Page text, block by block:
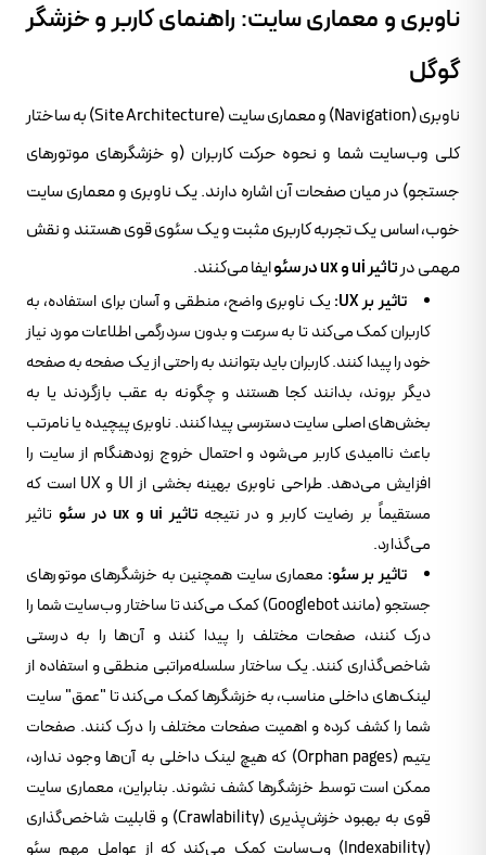
ناوبری و معماری سایت: راهنمای کاربر و خزشگر
گوگل
ناوبری (Navigation) و معماری سایت (Site Architecture) به ساختار
کلی وب‌سایت شما و نحوه حرکت کاربران (و خزشگرهای موتورهای
جستجو) در میان صفحات آن اشاره دارند. یک ناوبری و معماری سایت
خوب، اساس یک تجربه کاربری مثبت و یک سئوی قوی هستند و نقش
مهمی درتاثیر ui و ux در سئو ایفا می‌کنند.
تاثیر بر UX:
یک ناوبری واضح، منطقی و آسان برای استفاده، به
کاربران کمک می‌کند تا به سرعت و بدون سردرگمی اطلاعات مورد نیاز
خود را پیدا کنند. کاربران باید بتوانند به راحتی از یک صفحه به صفحه
دیگر بروند، بدانند کجا هستند و چگونه به عقب بازگردند یا به
بخش‌های اصلی سایت دسترسی پیدا کنند. ناوبری پیچیده یا نامرتب
باعث ناامیدی کاربر می‌شود و احتمال خروج زودهنگام از سایت را
افزایش می‌دهد. طراحی ناوبری بهینه بخشی از UI و UX است که
مستقیماً بر رضایت کاربر و در نتیجهتاثیر ui و ux در سئو
تاثیر
می‌گذارد.
تاثیر بر سئو: معماری سایت همچنین به خزشگرهای موتورهای
جستجو (مانند Googlebot) کمک می‌کند تا ساختار وب‌سایت شما را
درک کنند، صفحات مختلف را پیدا کنند و آن‌ها را به درستی
شاخص‌گذاری کنند. یک ساختار سلسله‌مراتبی منطقی و استفاده از
لینک‌های داخلی مناسب، به خزشگرها کمک می‌کند تا "عمق" سایت
شما را کشف کرده و اهمیت صفحات مختلف را درک کنند. صفحات
یتیم (Orphan pages) که هیچ لینک داخلی به آن‌ها وجود ندارد،
ممکن است توسط خزشگرها کشف نشوند. بنابراین، معماری سایت
قوی به بهبود خزش‌پذیری (Crawlability) و قابلیت شاخص‌گذاری
(Indexability) وب‌سایت کمک می‌کند که از عوامل مهم سئو